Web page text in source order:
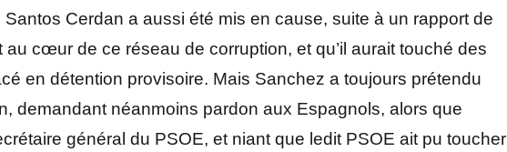
Cerdan a aussi été mis en cause, suite à un rapport de
au cœur de ce réseau de corruption, et qu’il aurait touché des
en détention provisoire. Mais Sanchez a toujours prétendu
demandant néanmoins pardon aux Espagnols, alors que
général du PSOE, et niant que ledit PSOE ait pu toucher